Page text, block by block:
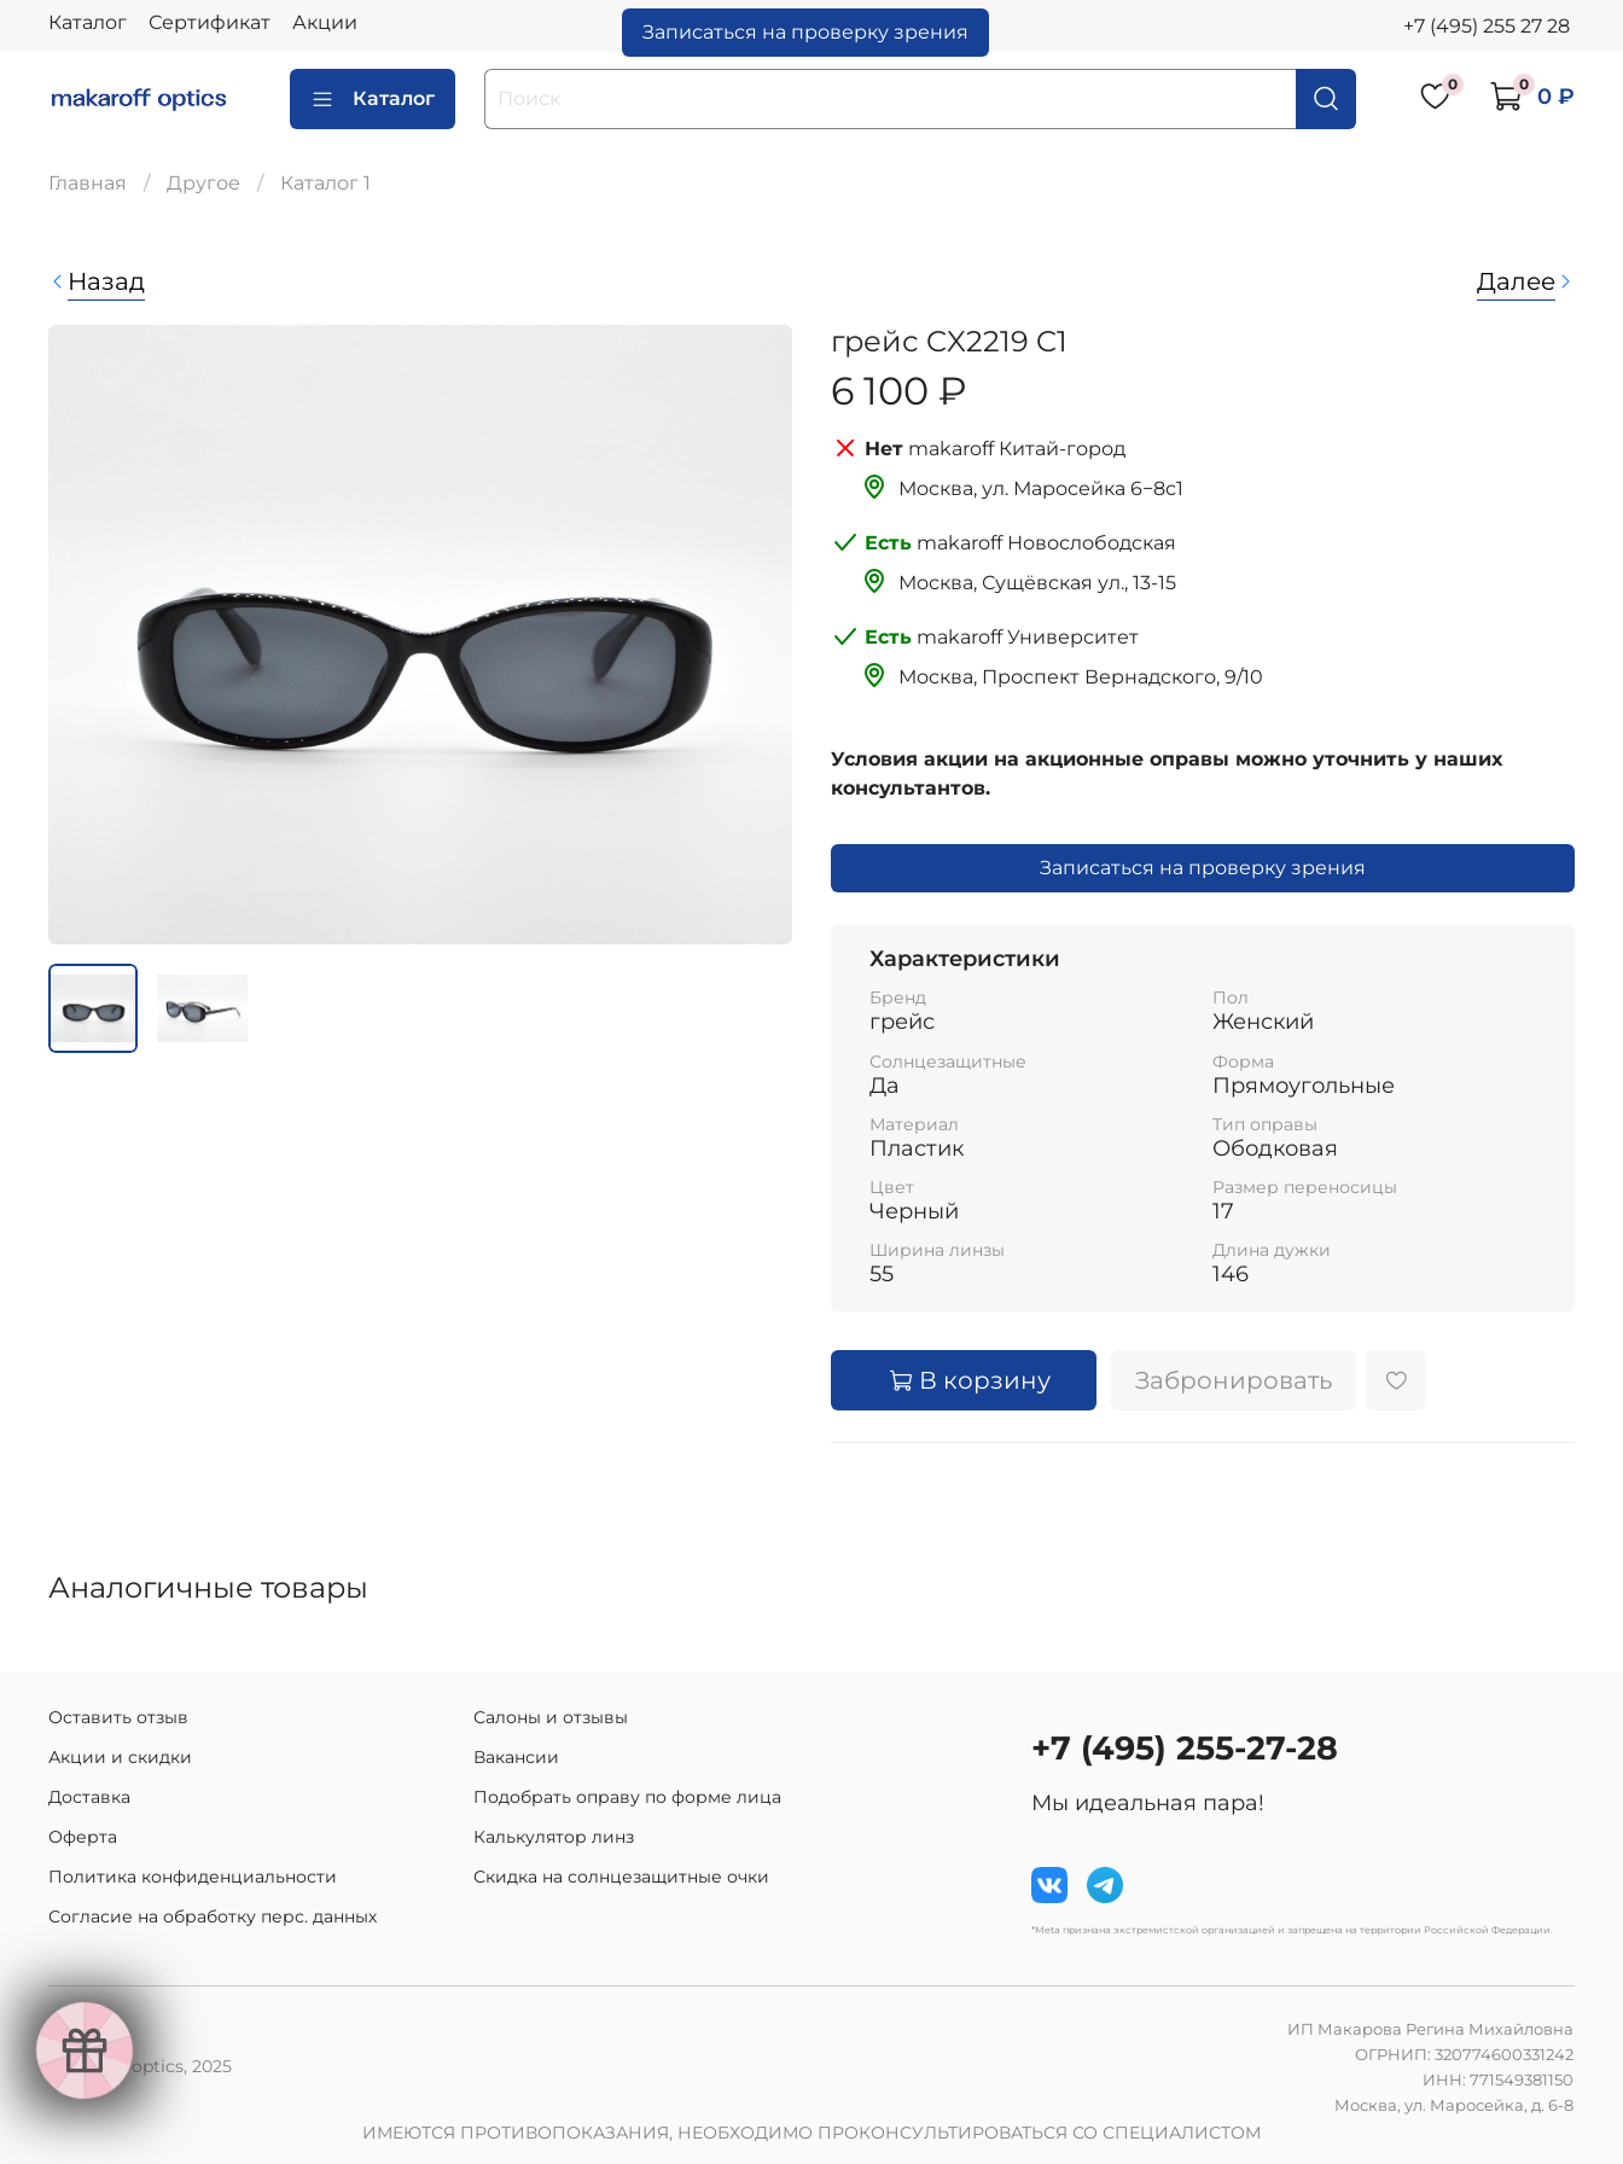
Каталог Сертификат Акции Записаться на проверку зрения +7 (495) 255 27 28
Каталог
0 0 0 ₽
Главная Другое Каталог 1
Назад Далее
грейс CX2219 C1
6 100 ₽
makaroff Китай-город
Москва, ‌‌‌‌ул. Маросейка 6−8с1
makaroff Новослободская
Москва, Сущёвская ул., 13-15
makaroff Университет
Москва, Проспект Вернадского, 9/10
Условия акции на акционные оправы можно уточнить у наших
консультантов.
Записаться на проверку зрения
Характеристики
Бренд
грейс
Пол
Женский
Солнцезащитные
Да
Форма
Прямоугольные
Материал
Пластик
Тип оправы
Ободковая
Цвет
Черный
Размер переносицы
17
Ширина линзы
55
Длина дужки
146
В корзину Забронировать
Аналогичные товары
Оставить отзыв
Акции и скидки
Доставка
Оферта
Политика конфиденциальности
Согласие на обработку перс. данных
Салоны и отзывы
Вакансии
Подобрать оправу по форме лица
Калькулятор линз
Скидка на солнцезащитные очки
+7 (495) 255-27-28
Мы идеальная пара!
*Meta признана экстремистской организацией и запрещена на территории Российской Федерации.
makaroff optics, 2025
ИП Макарова Регина Михайловна
ОГРНИП: 320774600331242
ИНН: 771549381150
Москва, ул. Маросейка, д. 6-8
ИМЕЮТСЯ ПРОТИВОПОКАЗАНИЯ, НЕОБХОДИМО ПРОКОНСУЛЬТИРОВАТЬСЯ СО СПЕЦИАЛИСТОМ